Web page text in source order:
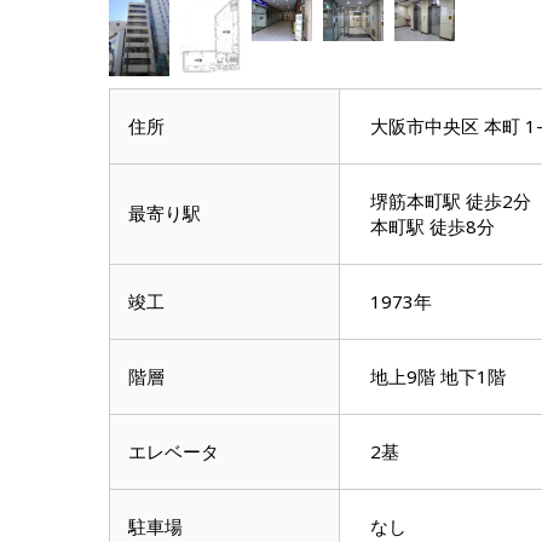
住所 大阪市中央区 本町
最寄り駅
堺筋本町駅 徒歩2分
本町駅 徒歩8分
竣工 1973年
階層 地上9階 地下1階
エレベータ 2基
駐車場 なし